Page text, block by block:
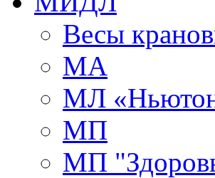
Весы
МА
МЛ
МП
МП